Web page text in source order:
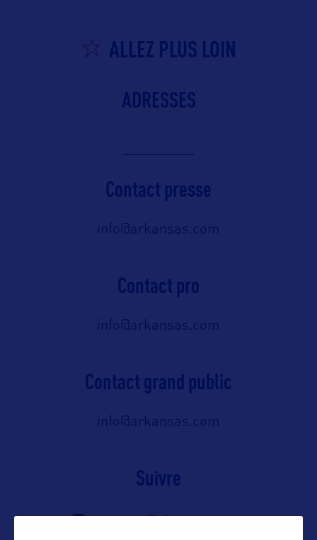
ALLEZ PLUS LOIN
ADRESSES
Contact presse
info@arkansas.com
Contact pro
info@arkansas.com
Contact grand public
info@arkansas.com
Suivre